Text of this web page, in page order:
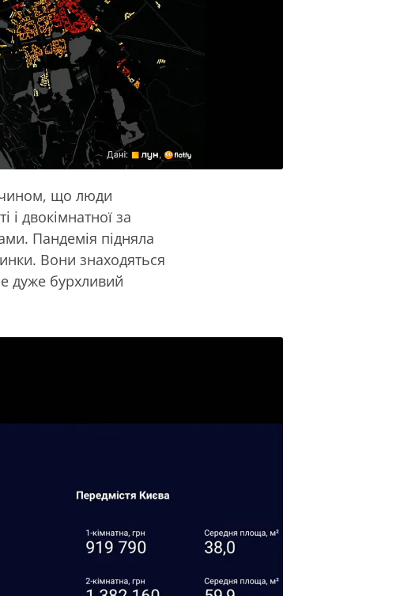
чином, що люди
двокімнатної за
Пандемія підняла
Вони знаходяться
дуже бурхливий